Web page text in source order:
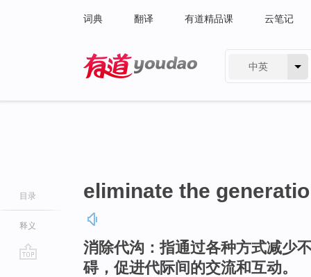
词典 翻译 有道精品课 云笔记
中英
目录
释义
eliminate the
消除代沟：指通过各种方式减少
碍，促进代际间的交流和互动。